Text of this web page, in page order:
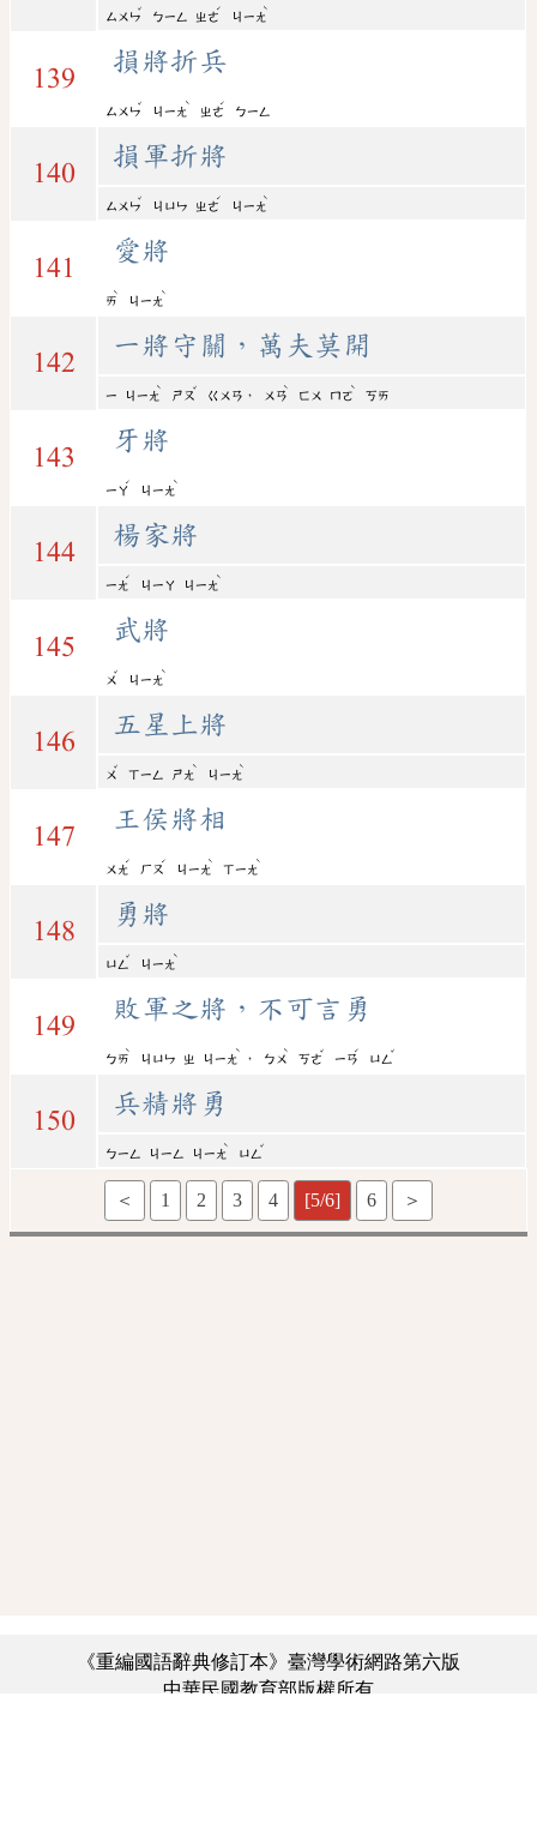
ㄙㄨㄣ
ˇ
ㄅㄧㄥ ㄓㄜ
ˊ
ㄐㄧㄤ
ˋ
139
損將折兵
ㄙㄨㄣ
ˇ
ㄐㄧㄤ
ˋ
ㄓㄜ
ˊ
ㄅㄧㄥ
140
損軍折將
ㄙㄨㄣ
ˇ
ㄐㄩㄣ ㄓㄜ
ˊ
ㄐㄧㄤ
ˋ
141
愛將
ㄞ
ˋ
ㄐㄧㄤ
ˋ
142
一將守關，萬夫莫開
ㄧ ㄐㄧㄤ
ˋ
ㄕㄡ
ˇ
ㄍㄨㄢ ， ㄨㄢ
ˋ
ㄈㄨ ㄇㄛ
ˋ
ㄎㄞ
143
牙將
ㄧㄚ
ˊ
ㄐㄧㄤ
ˋ
144
楊家將
ㄧㄤ
ˊ
ㄐㄧㄚ ㄐㄧㄤ
ˋ
145
武將
ㄨ
ˇ
ㄐㄧㄤ
ˋ
146
五星上將
ㄨ
ˇ
ㄒㄧㄥ ㄕㄤ
ˋ
ㄐㄧㄤ
ˋ
147
王侯將相
ㄨㄤ
ˊ
ㄏㄡ
ˊ
ㄐㄧㄤ
ˋ
ㄒㄧㄤ
ˋ
148
勇將
ㄩㄥ
ˇ
ㄐㄧㄤ
ˋ
149
敗軍之將，不可言勇
ㄅㄞ
ˋ
ㄐㄩㄣ ㄓ ㄐㄧㄤ
ˋ
， ㄅㄨ
ˋ
ㄎㄜ
ˇ
ㄧㄢ
ˊ
ㄩㄥ
ˇ
150
兵精將勇
ㄅㄧㄥ ㄐㄧㄥ ㄐㄧㄤ
ˋ
ㄩㄥ
ˇ
＜ 1 2 3 4 [5/6] 6 ＞
《重編國語辭典修訂本》臺灣學術網路第六版
中華民國教育部版權所有